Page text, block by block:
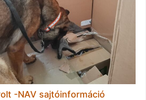
-NAV sajtóinformáció